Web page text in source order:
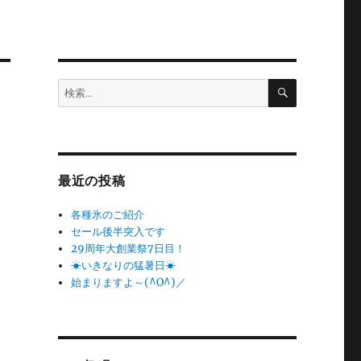
検
索:
検
最近の投稿
各種氷のご紹介
セール後半突入です
29周年大創業祭7日目！
☀いきなりの猛暑日☀
始まりますよ～(^O^)／